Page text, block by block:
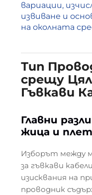
вариации,
извиване и
на околната
Тип
срещу
Гъвкави
Главни
жица и
Изборът между
за гъвкави
изисквания на
проводник